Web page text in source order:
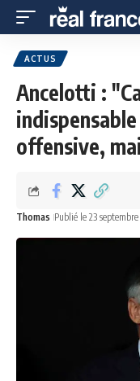
ACTUS
Ancelotti :
offensive,
Thomas Publié le 23 septembre